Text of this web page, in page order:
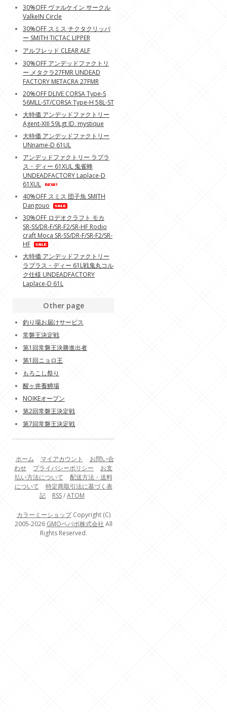
30%OFF ヴァルケイン サークル
ValkeIN Circle
30%OFF スミス チクタクリッパ
ー SMITH TICTAC LIPPER
アルフレッド CLEAR ALF
30%OFF アンデッドファクトリ
ー メタクラ27FMR UNDEAD
FACTORY METACRA 27FMR
20%OFF DLIVE CORSA Type-S
56MLL-ST/CORSA Type-H 58L-ST
大特価 アンデッドファクトリー
Agent-XIII 59Lgt ID. mystique
大特価 アンデッドファクトリー
UNname-D 61UL
アンデッドファクトリー ラプラ
ス・ディー 61XUL 鬼雀蜂
UNDEADFACTORY Laplace-D
61XUL
40%OFF スミス 団子魚 SMITH
Dangouo
30%OFF ロデオクラフト モカ
SR-SS/DR-F/SR-F2/SR-HF Rodio
craft Moca SR-SS/DR-F/SR-F2/SR-
HF
大特価 アンデッドファクトリー
ラプラス・ディー 61L戦鬼丸コル
ク仕様 UNDEADFACTORY
Laplace-D 61L
Other page
釣り場お届けサービス
常磐王決定戦
第1回常磐王決勝進出者
第1回ニョロ王
もろこし祭り
醒ヶ井養鱒場
NOIKEオープン
第2回常磐王決定戦
第7回常磐王決定戦
ホーム マイアカウント
お問い合
わせ
プライバシーポリシー
お支
払い方法について
配送方法・送料
について
特定商取引法に基づく表
記
RSS/ATOM
カラーミーショップCopyright (C)
2005-2026 GMOペパボ株式会社 All
Rights Reserved.